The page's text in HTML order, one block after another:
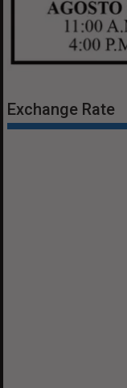
Exchange Rate